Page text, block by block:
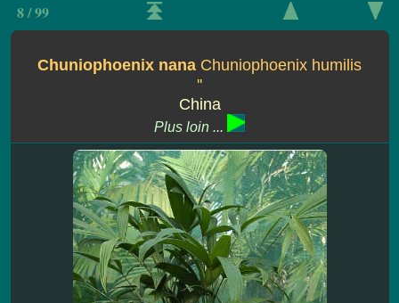
8 / 99
Chuniophoenix nana Chuniophoenix humilis
''
China
Plus loin ...